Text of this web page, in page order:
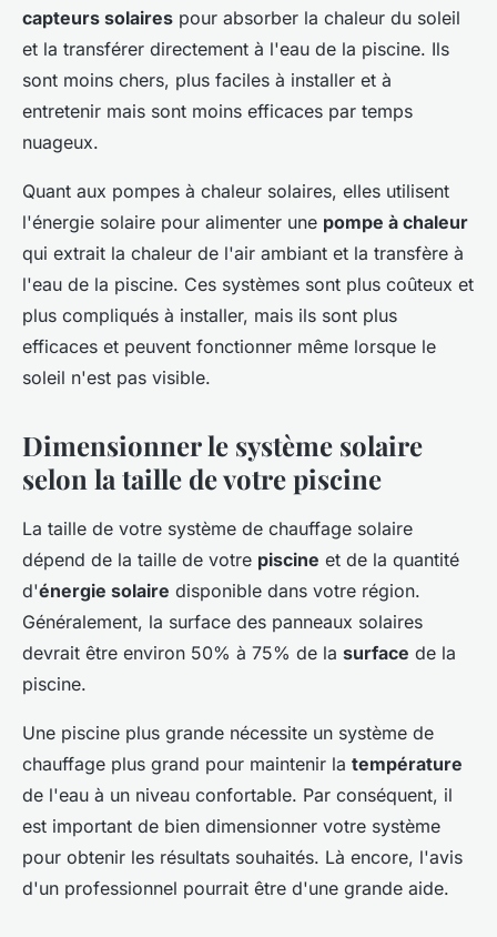
capteurs solaires pour absorber la chaleur du soleil
et la transférer directement à l'eau de la piscine. Ils
sont moins chers, plus faciles à installer et à
entretenir mais sont moins efficaces par temps
nuageux.
Quant aux pompes à chaleur solaires, elles utilisent
l'énergie solaire pour alimenter une pompe à chaleur
qui extrait la chaleur de l'air ambiant et la transfère à
l'eau de la piscine. Ces systèmes sont plus coûteux et
plus compliqués à installer, mais ils sont plus
efficaces et peuvent fonctionner même lorsque le
soleil n'est pas visible.
Dimensionner le système solaire
selon la taille de votre piscine
La taille de votre système de chauffage solaire
dépend de la taille de votre piscine et de la quantité
d'énergie solaire disponible dans votre région.
Généralement, la surface des panneaux solaires
devrait être environ 50% à 75% de la surface de la
piscine.
Une piscine plus grande nécessite un système de
chauffage plus grand pour maintenir la température
de l'eau à un niveau confortable. Par conséquent, il
est important de bien dimensionner votre système
pour obtenir les résultats souhaités. Là encore, l'avis
d'un professionnel pourrait être d'une grande aide.